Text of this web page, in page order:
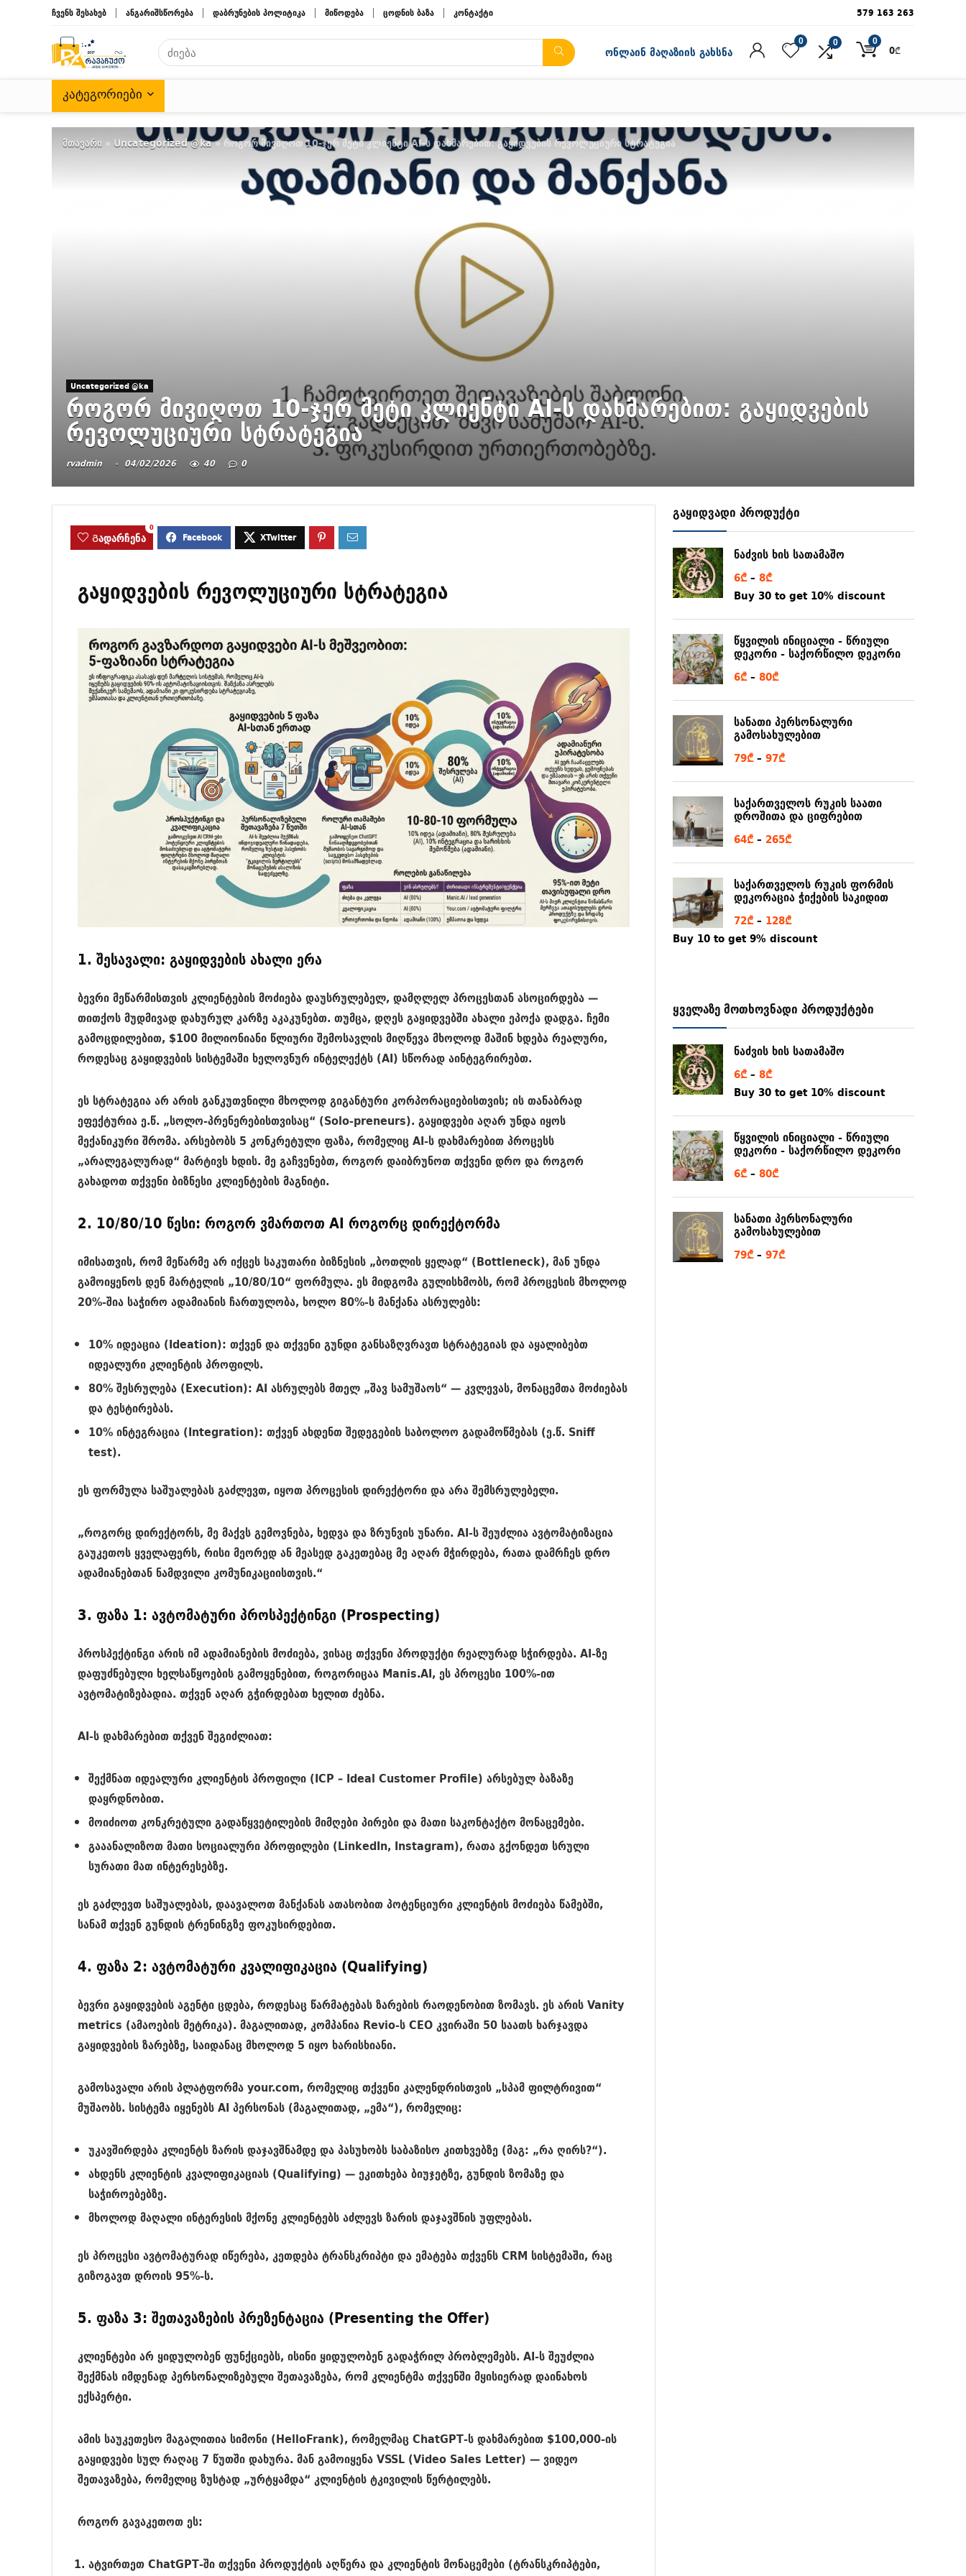
ჩვენს შესახებ ანგარიშსწორება დაბრუნების პოლიტიკა მიწოდება ცოდნის ბაზა კონტაქტი 579 163 263
ონლაინ მაღაზიის გახსნა
0 0 0
0₾
ᲙᲐᲢᲔᲒᲝᲠᲘᲔᲑᲘ
მთავარი » Uncategorized @ka»როგორ მივიღოთ 10-ჯერ მეტი კლიენტი AI-ს დახმარებით: გაყიდვების რევოლუციური სტრატეგია
Uncategorized @ka
როგორ მივიღოთ 10-ჯერ მეტი კლიენტი AI-ს დახმარებით: გაყიდვების
რევოლუციური სტრატეგია
rvadmin 04/02/2026 40 0
Გადარჩენა
0
გაყიდვების რევოლუციური სტრატეგია
1. შესავალი: გაყიდვების ახალი ერა
ბევრი მეწარმისთვის კლიენტების მოძიება დაუსრულებელ, დამღლელ პროცესთან ასოცირდება —
თითქოს მუდმივად დახურულ კარზე აკაკუნებთ. თუმცა, დღეს გაყიდვებში ახალი ეპოქა დადგა. ჩემი
გამოცდილებით, $100 მილიონიანი წლიური შემოსავლის მიღწევა მხოლოდ მაშინ ხდება რეალური,
როდესაც გაყიდვების სისტემაში ხელოვნურ ინტელექტს (AI) სწორად აინტეგრირებთ.
ეს სტრატეგია არ არის განკუთვნილი მხოლოდ გიგანტური კორპორაციებისთვის; ის თანაბრად
ეფექტურია ე.წ. „სოლო-პრენერებისთვისაც“ (Solo-preneurs). გაყიდვები აღარ უნდა იყოს
მექანიკური შრომა. არსებობს 5 კონკრეტული ფაზა, რომელიც AI-ს დახმარებით პროცესს
„არალეგალურად“ მარტივს ხდის. მე გაჩვენებთ, როგორ დაიბრუნოთ თქვენი დრო და როგორ
გახადოთ თქვენი ბიზნესი კლიენტების მაგნიტი.
2. 10/80/10 წესი: როგორ ვმართოთ AI როგორც დირექტორმა
იმისათვის, რომ მეწარმე არ იქცეს საკუთარი ბიზნესის „ბოთლის ყელად“ (Bottleneck), მან უნდა
გამოიყენოს დენ მარტელის „10/80/10“ ფორმულა. ეს მიდგომა გულისხმობს, რომ პროცესის მხოლოდ
20%-შია საჭირო ადამიანის ჩართულობა, ხოლო 80%-ს მანქანა ასრულებს:
10% იდეაცია (Ideation): თქვენ და თქვენი გუნდი განსაზღვრავთ სტრატეგიას და აყალიბებთ
იდეალური კლიენტის პროფილს.
80% შესრულება (Execution): AI ასრულებს მთელ „შავ სამუშაოს“ — კვლევას, მონაცემთა მოძიებას
და ტესტირებას.
10% ინტეგრაცია (Integration): თქვენ ახდენთ შედეგების საბოლოო გადამოწმებას (ე.წ. Sniff
test).
ეს ფორმულა საშუალებას გაძლევთ, იყოთ პროცესის დირექტორი და არა შემსრულებელი.
„როგორც დირექტორს, მე მაქვს გემოვნება, ხედვა და ზრუნვის უნარი. AI-ს შეუძლია ავტომატიზაცია
გაუკეთოს ყველაფერს, რისი მეორედ ან მეასედ გაკეთებაც მე აღარ მჭირდება, რათა დამრჩეს დრო
ადამიანებთან ნამდვილი კომუნიკაციისთვის.“
3. ფაზა 1: ავტომატური პროსპექტინგი (Prospecting)
პროსპექტინგი არის იმ ადამიანების მოძიება, ვისაც თქვენი პროდუქტი რეალურად სჭირდება. AI-ზე
დაფუძნებული ხელსაწყოების გამოყენებით, როგორიცაა Manis.AI, ეს პროცესი 100%-ით
ავტომატიზებადია. თქვენ აღარ გჭირდებათ ხელით ძებნა.
AI-ს დახმარებით თქვენ შეგიძლიათ:
შექმნათ იდეალური კლიენტის პროფილი (ICP – Ideal Customer Profile) არსებულ ბაზაზე
დაყრდნობით.
მოიძიოთ კონკრეტული გადაწყვეტილების მიმღები პირები და მათი საკონტაქტო მონაცემები.
გააანალიზოთ მათი სოციალური პროფილები (LinkedIn, Instagram), რათა გქონდეთ სრული
სურათი მათ ინტერესებზე.
ეს გაძლევთ საშუალებას, დაავალოთ მანქანას ათასობით პოტენციური კლიენტის მოძიება წამებში,
სანამ თქვენ გუნდის ტრენინგზე ფოკუსირდებით.
4. ფაზა 2: ავტომატური კვალიფიკაცია (Qualifying)
ბევრი გაყიდვების აგენტი ცდება, როდესაც წარმატებას ზარების რაოდენობით ზომავს. ეს არისVanity
metrics (ამაოების მეტრიკა). მაგალითად, კომპანია Revio-ს CEO კვირაში 50 საათს ხარჯავდა
გაყიდვების ზარებზე, საიდანაც მხოლოდ 5 იყო ხარისხიანი.
გამოსავალი არის პლატფორმაyour.com, რომელიც თქვენი კალენდრისთვის „სპამ ფილტრივით“
მუშაობს. სისტემა იყენებს AI პერსონას (მაგალითად, „ემა“), რომელიც:
უკავშირდება კლიენტს ზარის დაჯავშნამდე და პასუხობს საბაზისო კითხვებზე (მაგ: „რა ღირს?“).
ახდენს კლიენტის კვალიფიკაციას (Qualifying) — ეკითხება ბიუჯეტზე, გუნდის ზომაზე და
საჭიროებებზე.
მხოლოდ მაღალი ინტერესის მქონე კლიენტებს აძლევს ზარის დაჯავშნის უფლებას.
ეს პროცესი ავტომატურად იწერება, კეთდება ტრანსკრიპტი და ემატება თქვენსCRM სისტემაში, რაც
გიზოგავთ დროის 95%-ს.
5. ფაზა 3: შეთავაზების პრეზენტაცია (Presenting the Offer)
კლიენტები არ ყიდულობენ ფუნქციებს, ისინი ყიდულობენ გადაჭრილ პრობლემებს. AI-ს შეუძლია
შექმნას იმდენად პერსონალიზებული შეთავაზება, რომ კლიენტმა თქვენში მყისიერად დაინახოს
ექსპერტი.
ამის საუკეთესო მაგალითია სიმონი (HelloFrank), რომელმაცChatGPT-ს დახმარებით $100,000-ის
გაყიდვები სულ რაღაც 7 წუთში დახურა. მან გამოიყენაVSSL (Video Sales Letter) — ვიდეო
შეთავაზება, რომელიც ზუსტად „ურტყამდა“ კლიენტის ტკივილის წერტილებს.
როგორ გავაკეთოთ ეს:
ატვირთეთChatGPT-ში თქვენი პროდუქტის აღწერა და კლიენტის მონაცემები (ტრანსკრიპტები,
გაყიდვადი პროდუქტი
ნაძვის ხის სათამაშო
6₾ – 8₾
Buy 30 to get 10% discount
წყვილის ინიციალი - წრიული
დეკორი - საქორწილო დეკორი
6₾ – 80₾
სანათი პერსონალური
გამოსახულებით
79₾ – 97₾
საქართველოს რუკის საათი
დროშითა და ციფრებით
64₾ – 265₾
საქართველოს რუკის ფორმის
დეკორაცია ჭიქების საკიდით
72₾ – 128₾
Buy 10 to get 9% discount
ყველაზე მოთხოვნადი პროდუქტები
ნაძვის ხის სათამაშო
6₾ – 8₾
Buy 30 to get 10% discount
წყვილის ინიციალი - წრიული
დეკორი - საქორწილო დეკორი
6₾ – 80₾
სანათი პერსონალური
გამოსახულებით
79₾ – 97₾